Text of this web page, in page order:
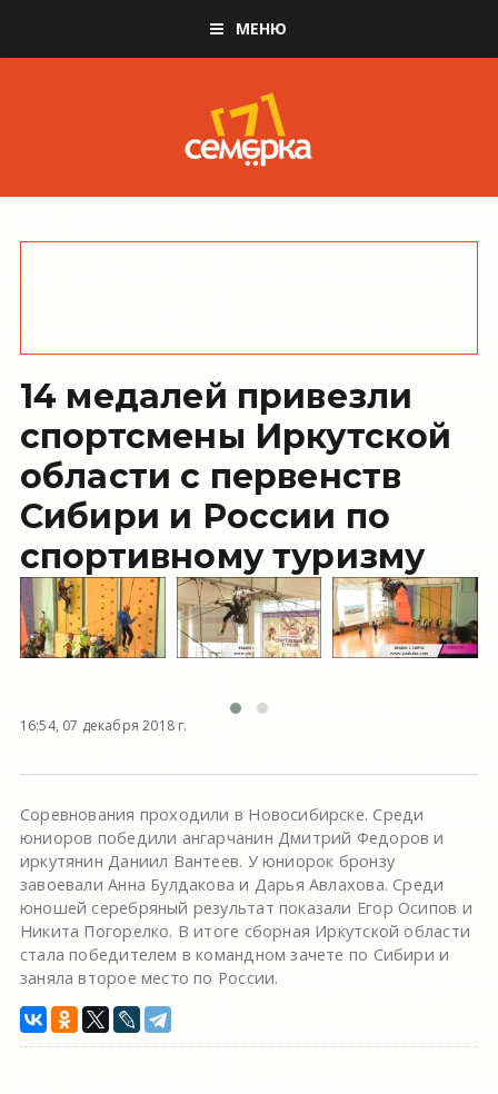
МЕНЮ
14 медалей привезли
спортсмены Иркутской
области с первенств
Сибири и России по
спортивному туризму
16:54, 07 декабря 2018 г.
Соревнования проходили в Новосибирске. Среди
юниоров победили ангарчанин Дмитрий Федоров и
иркутянин Даниил Вантеев. У юниорок бронзу
завоевали Анна Булдакова и Дарья Авлахова. Среди
юношей серебряный результат показали Егор Осипов и
Никита Погорелко. В итоге сборная Иркутской области
стала победителем в командном зачете по Сибири и
заняла второе место по России.